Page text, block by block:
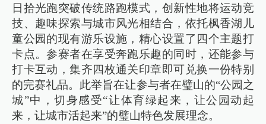
日拾光跑突破传统路跑模式，创新性地将运动竞
技、趣味探索与城市风光相结合，依托枫香湖儿
童公园的现有游乐设施，精心设置了四个主题打
卡点。参赛者在享受奔跑乐趣的同时，还能参与
打卡互动，集齐四枚通关印章即可兑换一份特别
的完赛礼品。此举旨在让参与者在璧山的“公园之
城”中，切身感受“让体育绿起来，让公园动起
来，让城市活起来”的璧山特色发展理念。